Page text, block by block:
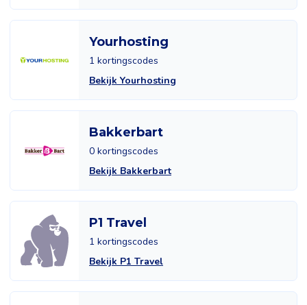
Yourhosting
1 kortingscodes
Bekijk Yourhosting
Bakkerbart
0 kortingscodes
Bekijk Bakkerbart
P1 Travel
1 kortingscodes
Bekijk P1 Travel